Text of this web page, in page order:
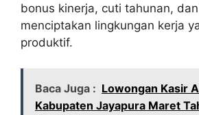
bonus kinerja, cuti tahunan,
menciptakan lingkungan kerja
produktif.
Baca Juga : Lowongan Kasir
Kabupaten Jayapura Maret